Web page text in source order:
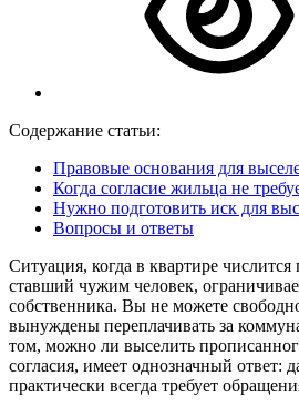
Содержание статьи:
Правовые основания для
Когда согласие жильца не
Нужно подготовить иск для
Вопросы и ответы
Ситуация, когда в квартире
ставший чужим человек,
собственника. Вы не можете
вынуждены переплачивать за
том, можно ли выселить
согласия, имеет однозначный ответ:
практически всегда требует